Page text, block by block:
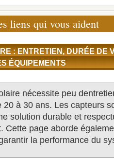
liens qui vous aident
: ENTRETIEN, DURÉE DE
ÉQUIPEMENTS
nécessite peu
20 à 30 ans. Les capteurs
solution durable et
Cette page aborde
la performance du